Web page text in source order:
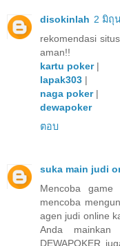
disokinlah 2 มิถุ
rekomendasi
aman!!
kartu poker|
lapak303 |
naga poker|
dewapoker
ตอบ
suka main judi
Mencoba
mencoba
agen judi online
Anda
DEWAPOKER